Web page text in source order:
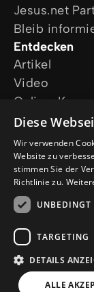
Jesus.net
Bleib
Entdecken
Artikel
Video
Online-Kurse
Unsere
Ich wünsche
Ich habe
Folge uns
© Copyright
Diese
Wir verwenden
Website zu
stimmen Sie der
Richtlinie zu.
UNBEDINGT
TARGETING
DETAILS
ALLE